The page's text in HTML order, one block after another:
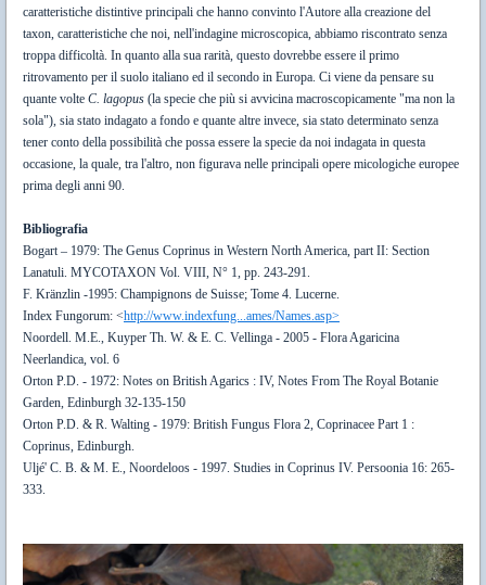
caratteristiche distintive principali che hanno convinto l'Autore alla creazione del
taxon, caratteristiche che noi, nell'indagine microscopica, abbiamo riscontrato senza
troppa difficoltà. In quanto alla sua rarità, questo dovrebbe essere il primo
ritrovamento per il suolo italiano ed il secondo in Europa. Ci viene da pensare su
quante volte C. lagopus (la specie che più si avvicina macroscopicamente "ma non la
sola"), sia stato indagato a fondo e quante altre invece, sia stato determinato senza
tener conto della possibilità che possa essere la specie da noi indagata in questa
occasione, la quale, tra l'altro, non figurava nelle principali opere micologiche europee
prima degli anni 90.
Bibliografia
Bogart – 1979: The Genus Coprinus in Western North America, part II: Section
Lanatuli. MYCOTAXON Vol. VIII, N° 1, pp. 243-291.
F. Kränzlin -1995: Champignons de Suisse; Tome 4. Lucerne.
Index Fungorum: <http://www.indexfung...ames/Names.asp>
Noordell. M.E., Kuyper Th. W. & E. C. Vellinga - 2005 - Flora Agaricina
Neerlandica, vol. 6
Orton P.D. - 1972: Notes on British Agarics : IV, Notes From The Royal Botanie
Garden, Edinburgh 32-135-150
Orton P.D. & R. Walting - 1979: British Fungus Flora 2, Coprinacee Part 1 :
Coprinus, Edinburgh.
Uljé' C. B. & M. E., Noordeloos - 1997. Studies in Coprinus IV. Persoonia 16: 265-
333.